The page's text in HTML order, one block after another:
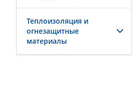
Теплоизоляция и
огнезащитные
материалы